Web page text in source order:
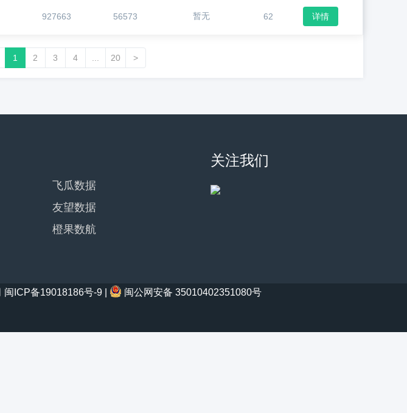
927663 56573 暂无 62 详情
1 2 3 4 20 >
飞瓜数据
友望数据
橙果数航
关注我们
闽ICP备19018186号-9 闽公网安备 35010402351080号